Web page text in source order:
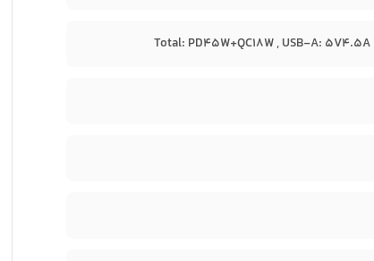
Total: PD45W+QC18W , USB-A: